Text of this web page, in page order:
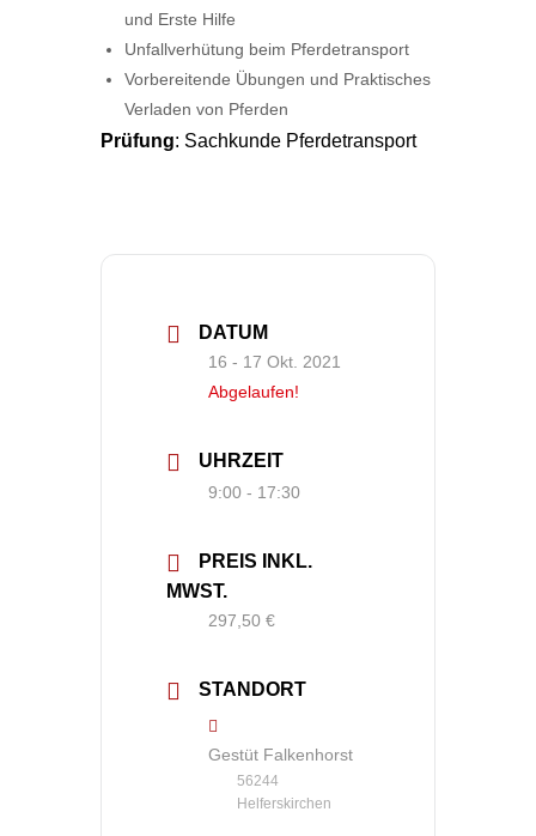
und Erste Hilfe
Unfallverhütung beim Pferdetransport
Vorbereitende Übungen und Praktisches
Verladen von Pferden
Prüfung: Sachkunde Pferdetransport
DATUM
16 - 17 Okt. 2021
Abgelaufen!
UHRZEIT
9:00 - 17:30
PREIS INKL.
MWST.
297,50 €
STANDORT
Gestüt Falkenhorst
56244
Helferskirchen